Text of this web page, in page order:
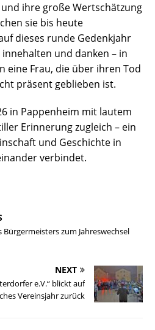
ihre große Wertschätzung
sie bis heute
dieses runde Gedenkjahr
und danken – in
eine Frau, die über ihren Tod
präsent geblieben ist.
in Pappenheim mit lautem
Erinnerung zugleich – ein
und Geschichte in
verbindet.
zum Jahreswechsel
NEXT
e.V.“ blickt auf
Vereinsjahr zurück